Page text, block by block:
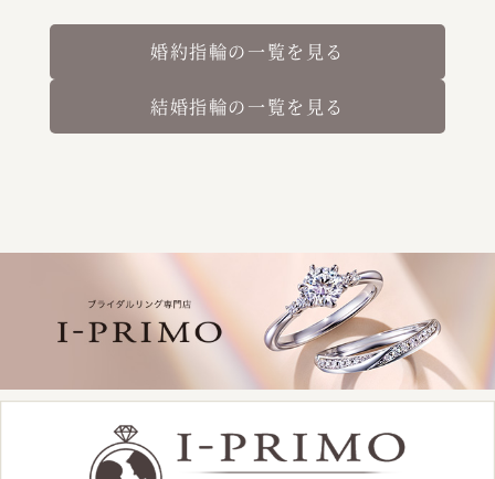
婚約指輪の一覧を見る
結婚指輪の一覧を見る